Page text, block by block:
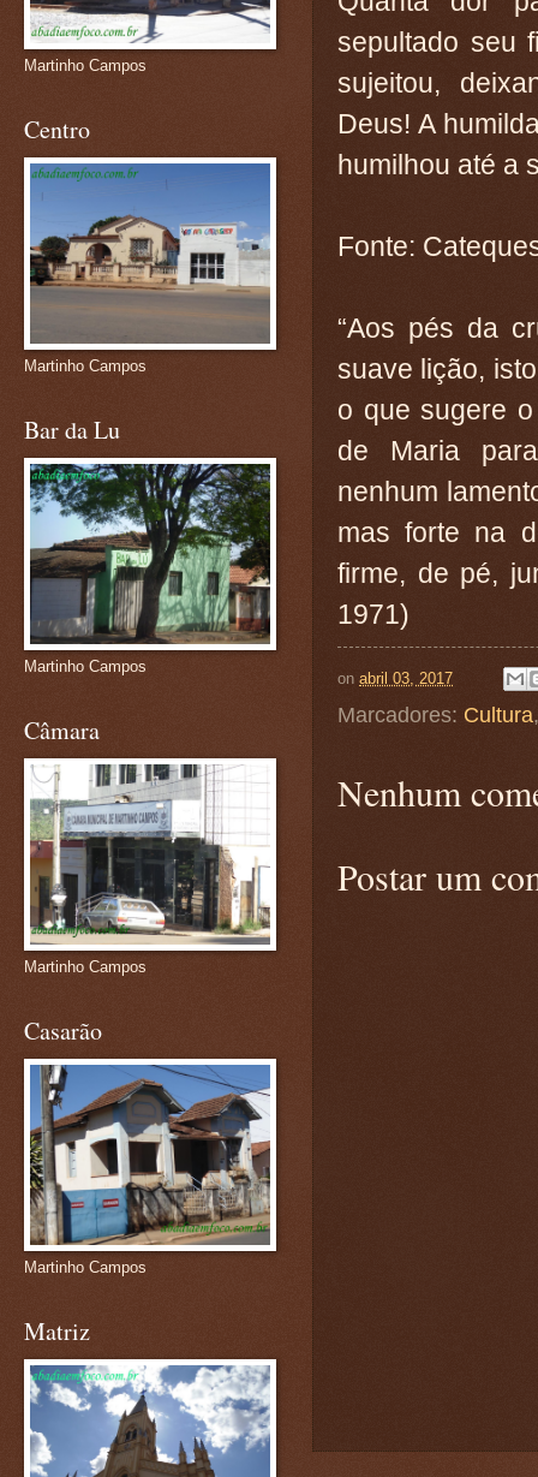
sepultado seu
sujeitou,
Deus! A
humilhou até a
Fonte:
“Aos pés da
suave lição,
o que sugere
de Maria
nenhum
mas forte na
firme, de pé,
1971)
on abril 03, 2017
Marcadores: Cultura
Nenhum
Postar um
Martinho Campos
Centro
Martinho Campos
Bar da Lu
Martinho Campos
Câmara
Martinho Campos
Casarão
Martinho Campos
Matriz